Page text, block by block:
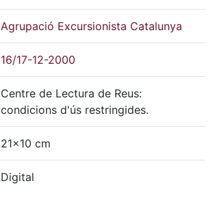
Agrupació Excursionista Catalunya
16/17-12-2000
Centre de Lectura de Reus:
condicions d'ús restringides.
21x10 cm
Digital